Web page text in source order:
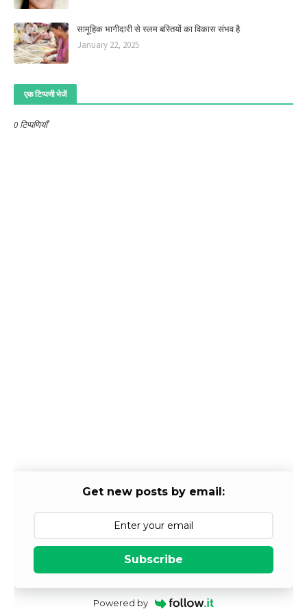
सामूहिक भागीदारी से स्लम बस्तियों का विकास संभव है
January 22, 2025
एक टिप्पणी भेजें
0 टिप्पणियाँ
Get new posts by email:
Subscribe
Powered by